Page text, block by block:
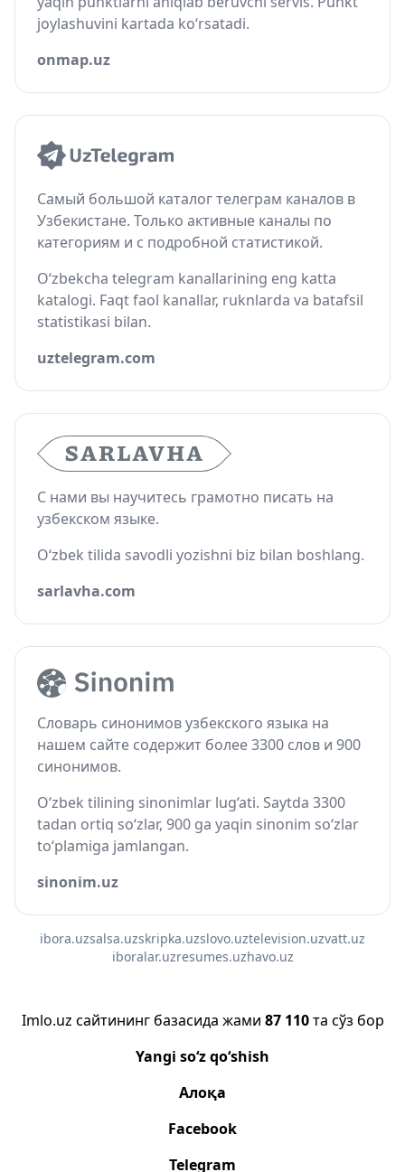
joylashuvini kartada ko‘rsatadi.
onmap.uz
Самый большой каталог телеграм каналов в
Узбекистане. Только активные каналы по
категориям и с подробной статистикой.
O‘zbekcha telegram kanallarining eng katta
katalogi. Faqt faol kanallar, ruknlarda va batafsil
statistikasi bilan.
uztelegram.com
С нами вы научитесь грамотно писать на
узбекском языке.
O‘zbek tilida savodli yozishni biz bilan boshlang.
sarlavha.com
Словарь синонимов узбекского языка на
нашем сайте содержит более 3300 слов и 900
синонимов.
O‘zbek tilining sinonimlar lug‘ati. Saytda 3300
tadan ortiq so‘zlar, 900 ga yaqin sinonim so‘zlar
to‘plamiga jamlangan.
sinonim.uz
ibora.uzsalsa.uzskripka.uzslovo.uztelevision.uzvatt.uz
iboralar.uzresumes.uzhavo.uz
Imlo.uz сайтининг базасида жами 87 110та сўз бор
Yangi so‘z qo‘shish
Алоқа
Facebook
Telegram